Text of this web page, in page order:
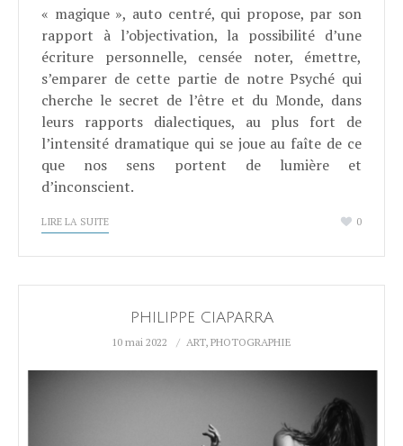
« magique », auto centré, qui propose, par son
rapport à l’objectivation, la possibilité d’une
écriture personnelle, censée noter, émettre,
s’emparer de cette partie de notre Psyché qui
cherche le secret de l’être et du Monde, dans
leurs rapports dialectiques, au plus fort de
l’intensité dramatique qui se joue au faîte de ce
que nos sens portent de lumière et
d’inconscient.
LIRE LA SUITE 0
PHILIPPE CIAPARRA
10 mai 2022 ART, PHOTOGRAPHIE